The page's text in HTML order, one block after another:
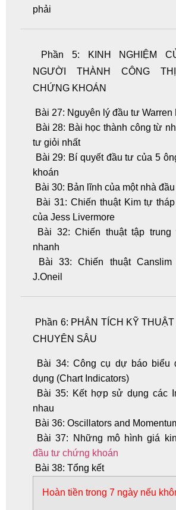
phải
Phần 5: KINH NGHIỆM
NGƯỜI THÀNH CÔNG
CHỨNG KHOÁN
Bài 27: Nguyên lý đầu tư Warren
Bài 28: Bài học thành công từ
tư giỏi nhất
Bài 29: Bí quyết đầu tư của 5
khoán
Bài 30: Bản lĩnh của một nhà
Bài 31: Chiến thuật Kim tự
của Jess Livermore
Bài 32: Chiến thuật tập trung
nhanh
Bài 33: Chiến thuật Canslim
J.Oneil
Phần 6: PHÂN TÍCH KỸ
CHUYÊN SÂU
Bài 34: Công cụ dự báo biểu
dụng (Chart Indicators)
Bài 35: Kết hợp sử dụng các
nhau
Bài 36: Oscillators and
Bài 37: Những mô hình giá
đầu tư chứng khoán
Bài 38: Tổng kết
Hoàn tiền trong 7 ngày nếu